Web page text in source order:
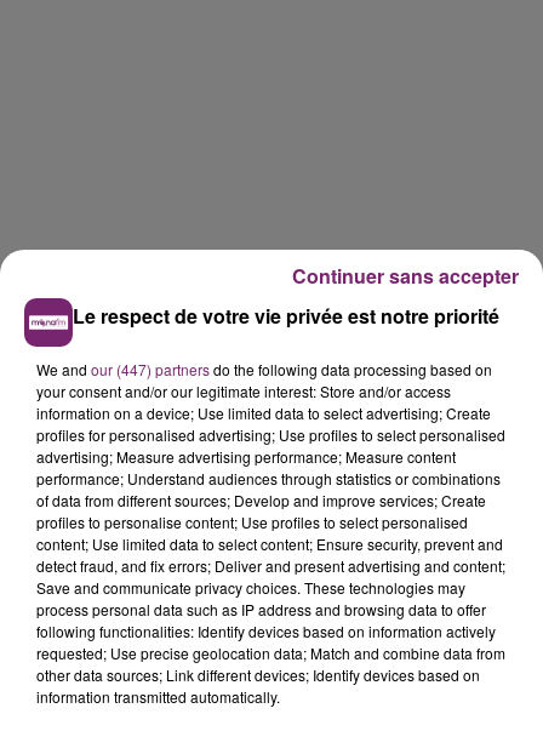
La Bulle - Guinguette éphémère
Le respect de votre vie privée est notre priorité
We and our (447) partnersdo the following data processing based on
your consent and/or our legitimate interest: Store and/or access
information on a device; Use limited data to select advertising; Create
profiles for personalised advertising; Use profiles to select personalised
advertising; Measure advertising performance; Measure content
performance; Understand audiences through statistics or combinations
of data from different sources; Develop and improve services; Create
profiles to personalise content; Use profiles to select personalised
content; Use limited data to select content; Ensure security, prevent and
detect fraud, and fix errors; Deliver and present advertising and content;
Save and communicate privacy choices. These technologies may
process personal data such as IP address and browsing data to offer
following functionalities: Identify devices based on information actively
requested; Use precise geolocation data; Match and combine data from
other data sources; Link different devices; Identify devices based on
information transmitted automatically.
Continuer sans accepter